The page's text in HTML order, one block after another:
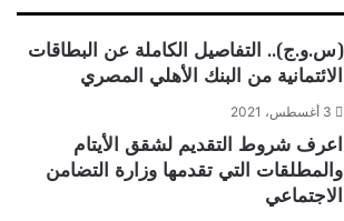
(س.و.ج).. التفاصيل الكاملة عن البطاقات
الائتمانية من البنك الأهلي المصري
3 أغسطس، 2021
اعرف شروط التقديم لشقق الأيتام
والمطلقات التي تقدمها وزارة التضامن
الاجتماعي